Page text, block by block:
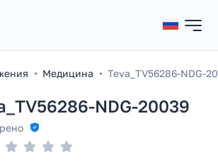
Медицина Teva_TV56286-NDG-
NDG-20039